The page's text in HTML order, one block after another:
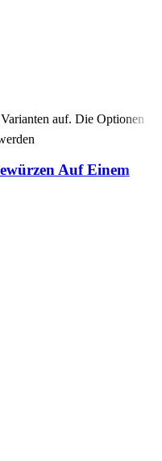
auf. Die Optionen
Auf Einem